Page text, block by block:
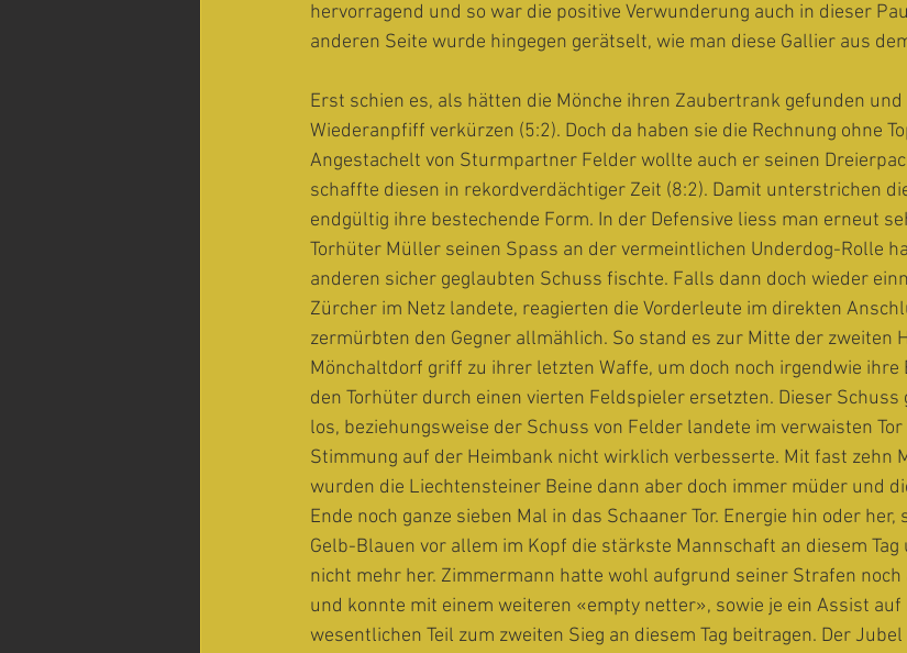
hervorragend und so war die positive Verwunderung auch in dieser
anderen Seite wurde hingegen gerätselt, wie man diese Gallier aus
Erst schien es, als hätten die Mönche ihren Zaubertrank gefunden
Wiederanpfiff verkürzen (5:2). Doch da haben sie die Rechnung ohne
Angestachelt von Sturmpartner Felder wollte auch er seinen
schaffte diesen in rekordverdächtiger Zeit (8:2). Damit unterstrichen
endgültig ihre bestechende Form. In der Defensive liess man erneut
Torhüter Müller seinen Spass an der vermeintlichen Underdog-Rolle
anderen sicher geglaubten Schuss fischte. Falls dann doch wieder
Zürcher im Netz landete, reagierten die Vorderleute im direkten
zermürbten den Gegner allmählich. So stand es zur Mitte der zweiten
Mönchaltdorf griff zu ihrer letzten Waffe, um doch noch irgendwie ihre
den Torhüter durch einen vierten Feldspieler ersetzten. Dieser
los, beziehungsweise der Schuss von Felder landete im verwaisten Tor
Stimmung auf der Heimbank nicht wirklich verbesserte. Mit fast zehn
wurden die Liechtensteiner Beine dann aber doch immer müder und
Ende noch ganze sieben Mal in das Schaaner Tor. Energie hin oder
Gelb-Blauen vor allem im Kopf die stärkste Mannschaft an diesem
nicht mehr her. Zimmermann hatte wohl aufgrund seiner Strafen noch
und konnte mit einem weiteren «empty netter», sowie je ein Assist
wesentlichen Teil zum zweiten Sieg an diesem Tag beitragen. Der